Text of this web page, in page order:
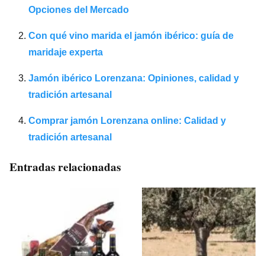
Opciones del Mercado
Con qué vino marida el jamón ibérico: guía de
maridaje experta
Jamón ibérico Lorenzana: Opiniones, calidad y
tradición artesanal
Comprar jamón Lorenzana online: Calidad y
tradición artesanal
Entradas relacionadas